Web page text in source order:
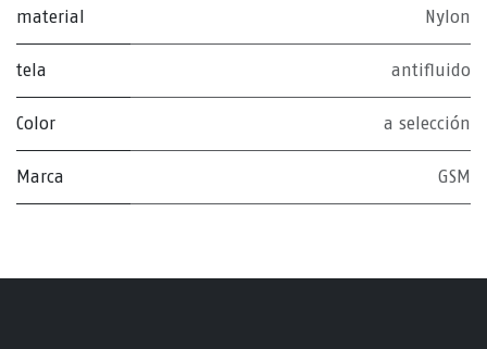
material Nylon
tela antifluido
Color a selección
Marca GSM